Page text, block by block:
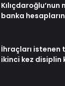
Kılıçdaroğlu’nun
banka
İhraçları istenen
ikinci kez disiplin